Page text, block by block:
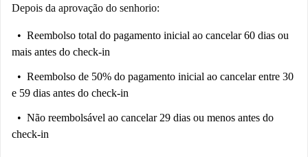
Depois da aprovação do senhorio:
Reembolso total do pagamento inicial ao cancelar 60 dias ou
mais antes do check-in
Reembolso de 50% do pagamento inicial ao cancelar entre 30
e 59 dias antes do check-in
Não reembolsável ao cancelar 29 dias ou menos antes do
check-in